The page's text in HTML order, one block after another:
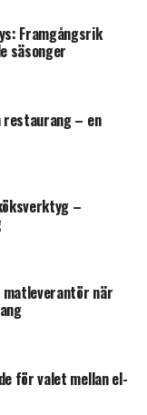
Framgångsrik
säsonger
– en
–
när
för valet mellan el-